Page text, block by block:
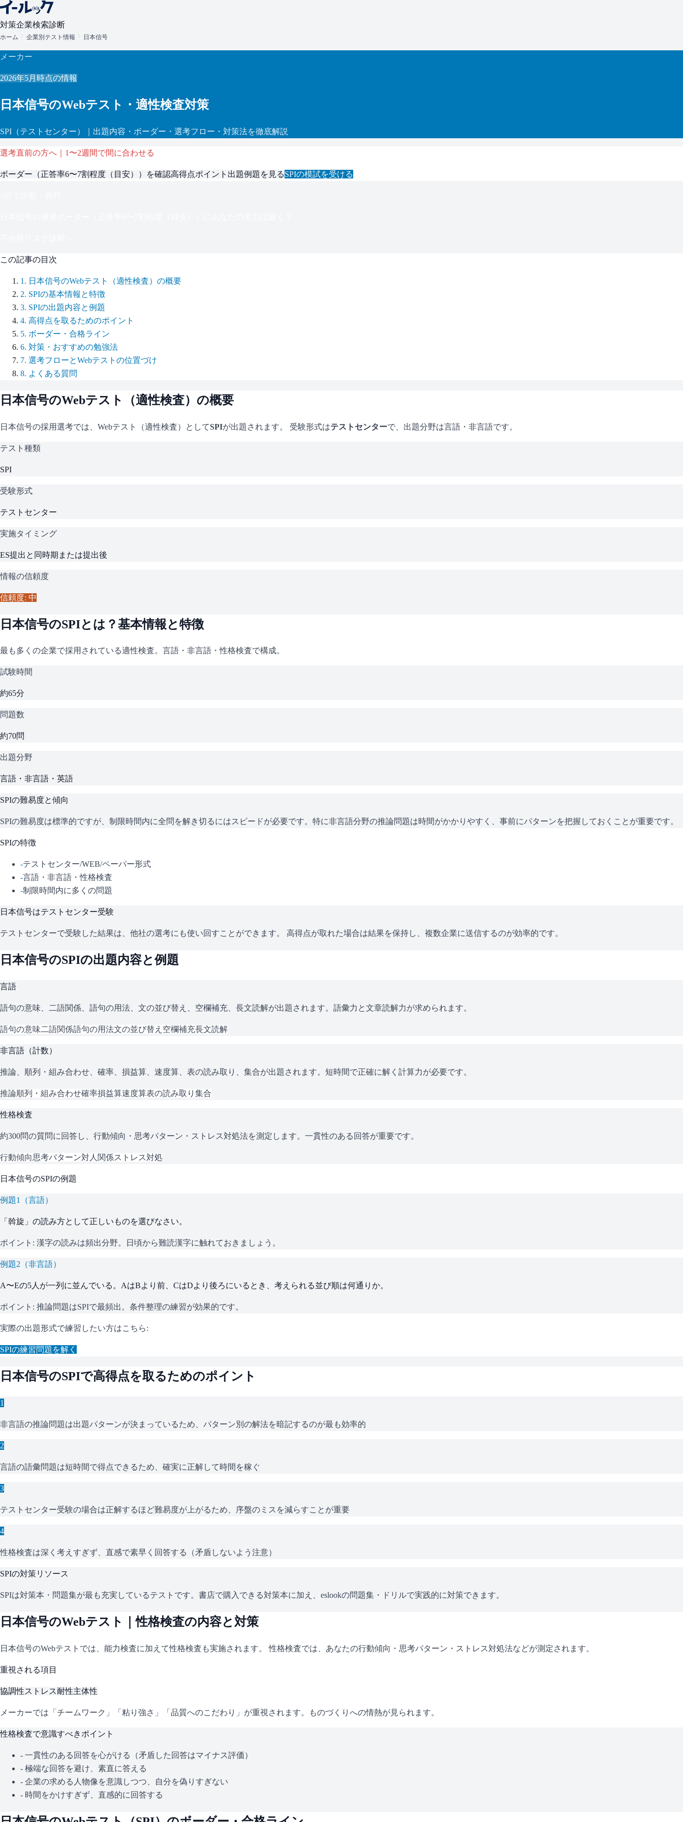
対策企業検索診断
ホーム 企業別テスト情報 日本信号
メーカー
2026年5月 時点の情報
日本信号のWebテスト・適性検査対策
SPI （テストセンター） ｜出題内容・ボーダー・選考フロー・対策法を徹底解説
選考直前の方へ｜1〜2週間で間に合わせる
ボーダー（正答率6〜7割程度（目安） ）を確認高得点ポイント 出題例題を見るSPIの模試を受ける
この記事の目次
1 . 日本信号のWebテスト（適性検査）の概要
2. SPIの基本情報と特徴
3. SPIの出題内容と例題
4. 高得点を取るためのポイント
5. ボーダー・合格ライン
6. 対策・おすすめの勉強法
7. 選考フローとWebテストの位置づけ
8. よくある質問
日本信号のWebテスト（適性検査）の概要
日本信号の採用選考では、Webテスト（適性検査）としてSPIが出題されます。 受験形式はテストセンターで、 出題分野は言語・非言語です。
テスト種類
SPI
受験形式
テストセンター
実施タイミング
ES提出と同時期または提出後
情報の信頼度
信頼度: 中
日本信号のSPIとは？基本情報と特徴
最も多くの企業で採用されている適性検査。言語・非言語・性格検査で構成。
試験時間
約65分
問題数
約70問
出題分野
言語・非言語・英語
SPIの難易度と傾向
SPIの難易度は標準的ですが、制限時間内に全問を解き切るにはスピードが必要です。特に非言語分野の推論問題は時間がかかりやすく、事前にパターンを把握しておくことが重要です。
SPIの特徴
-テストセンター/WEB/ペーパー形式
-言語・非言語・性格検査
-制限時間内に多くの問題
日本信号はテストセンター受験
テストセンターで受験した結果は、他社の選考にも使い回すことができます。 高得点が取れた場合は結果を保持し、複数企業に送信するのが効率的です。
日本信号のSPIの出題内容と例題
言語
語句の意味、二語関係、語句の用法、文の並び替え、空欄補充、長文読解が出題されます。語彙力と文章読解力が求められます。
語句の意味二語関係語句の用法文の並び替え 空欄補充長文読解
非言語（計数）
推論、順列・組み合わせ、確率、損益算、速度算、表の読み取り、集合が出題されます。短時間で正確に解く計算力が必要です。
推論順列・組み合わせ確率損益算速度算表の読み取り 集合
性格検査
約300問の質問に回答し、行動傾向・思考パターン・ストレス対処法を測定します。一貫性のある回答が重要です。
行動傾向思考パターン対人関係ストレス対処
日本信号のSPIの例題
例題1 （言語）
「斡旋」の読み方として正しいものを選びなさい。
ポイント: 漢字の読みは頻出分野。日頃から難読漢字に触れておきましょう。
例題2 （非言語）
A〜Eの5人が一列に並んでいる。AはBより前、CはDより後ろにいるとき、考えられる並び順は何通りか。
ポイント: 推論問題はSPIで最頻出。条件整理の練習が効果的です。
実際の出題形式で練習したい方はこちら:
SPIの練習問題を解く
日本信号のSPIで高得点を取るためのポイント
1
非言語の推論問題は出題パターンが決まっているため、パターン別の解法を暗記するのが最も効率的
2
言語の語彙問題は短時間で得点できるため、確実に正解して時間を稼ぐ
3
テストセンター受験の場合は正解するほど難易度が上がるため、序盤のミスを減らすことが重要
4
性格検査は深く考えすぎず、直感で素早く回答する（矛盾しないよう注意）
SPIの対策リソース
SPIは対策本・問題集が最も充実しているテストです。書店で購入できる対策本に加え、eslookの問題集・ドリルで実践的に対策できます。
日本信号のWebテスト｜性格検査の内容と対策
日本信号のWebテストでは、能力検査に加えて性格検査も実施されます。 性格検査では、あなたの行動傾向・思考パターン・ストレス対処法などが測定されます。
重視される項目
協調性ストレス耐性主体性
メーカーでは「チームワーク」「粘り強さ」「品質へのこだわり」が重視されます。ものづくりへの情熱が見られます。
性格検査で意識すべきポイント
- 一貫性のある回答を心がける（矛盾した回答はマイナス評価）
- 極端な回答を避け、素直に答える
- 企業の求める人物像を意識しつつ、自分を偽りすぎない
- 時間をかけすぎず、直感的に回答する